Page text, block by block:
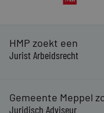
HMP zoekt een
Jurist Arbeidsrecht
Gemeente Meppel
Juridisch Adviseur